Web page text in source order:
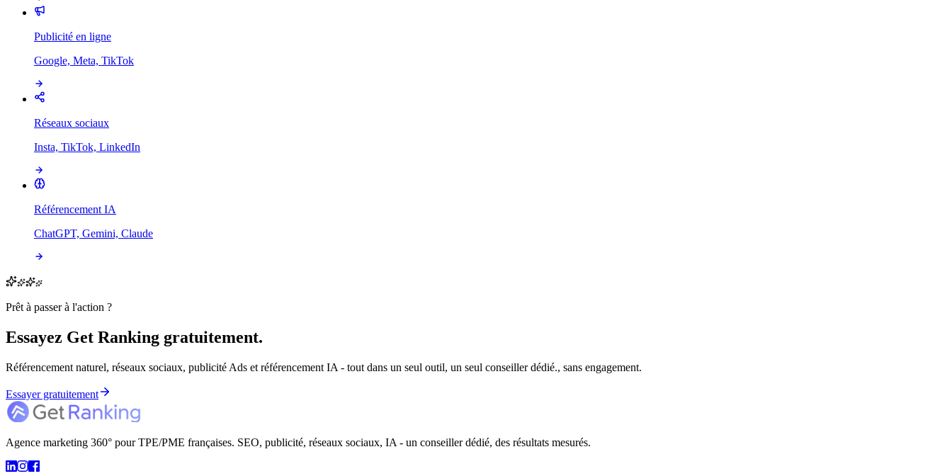
Publicité en ligne
Google, Meta, TikTok
Réseaux sociaux
Insta, TikTok, LinkedIn
Référencement IA
ChatGPT, Gemini, Claude
Prêt à passer à l'action ?
Essayez Get Ranking gratuitement.
Référencement naturel, réseaux sociaux, publicité Ads et référencement IA - tout dans un seul outil, un seul conseiller dédié., sans engagement.
Essayer gratuitement
Agence marketing 360° pour TPE/PME françaises. SEO, publicité, réseaux sociaux, IA - un conseiller dédié, des résultats mesurés.